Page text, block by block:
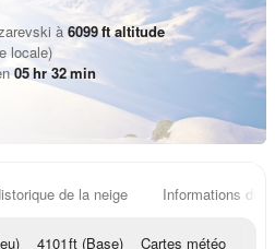
à 6099ftaltitude
locale)
05hr32min
de la neige Informations du
4101ft (Base) Cartes météo